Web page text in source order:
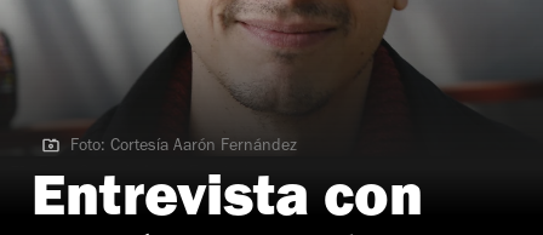
Foto: Cortesía Aarón Fernández
Foto: Cortesía Aarón Fernández
Entrevista con